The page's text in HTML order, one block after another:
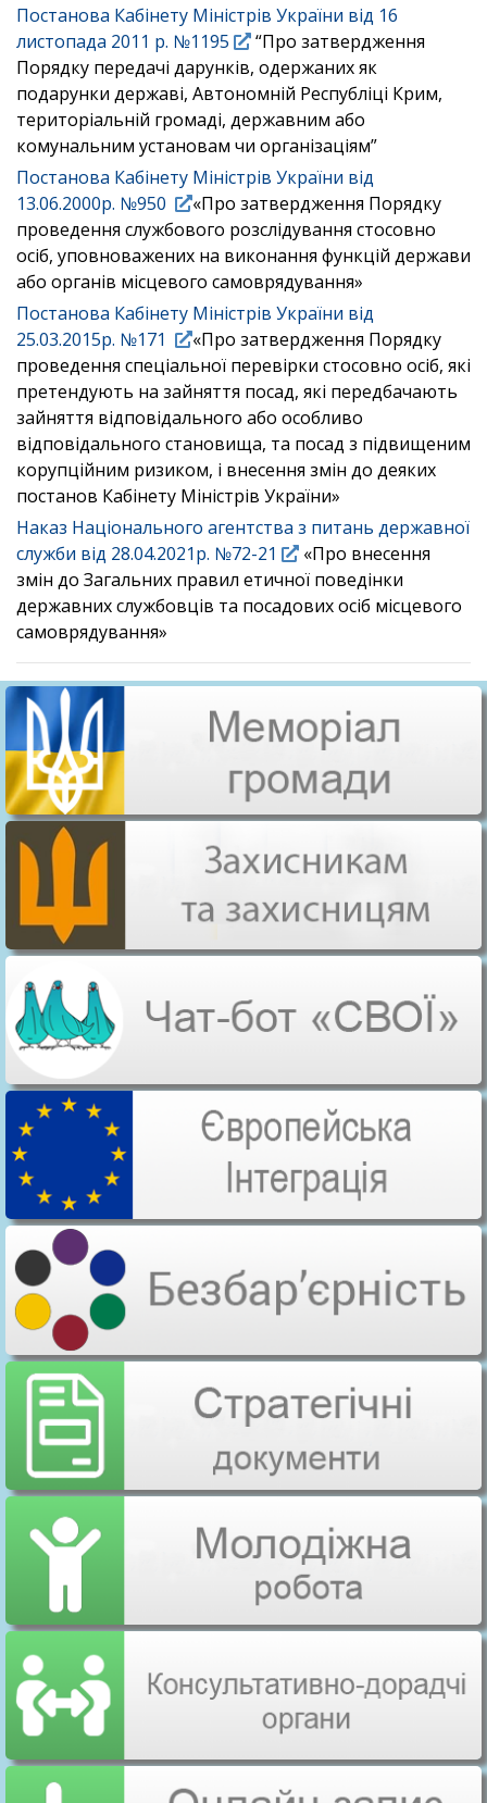
Постанова Кабінету Міністрів України від 16
листопада 2011 р. №1195
“Про затвердження
Порядку передачі дарунків, одержаних як
подарунки державі, Автономній Республіці Крим,
територіальній громаді, державним або
комунальним установам чи організаціям”
Постанова Кабінету Міністрів України від
13.06.2000р. №950
«Про затвердження Порядку
проведення службового розслідування стосовно
осіб, уповноважених на виконання функцій держави
або органів місцевого самоврядування»
Постанова Кабінету Міністрів України від
25.03.2015р. №171
«Про затвердження Порядку
проведення спеціальної перевірки стосовно осіб, які
претендують на зайняття посад, які передбачають
зайняття відповідального або особливо
відповідального становища, та посад з підвищеним
корупційним ризиком, і внесення змін до деяких
постанов Кабінету Міністрів України»
Наказ Національного агентства з питань державної
служби від 28.04.2021р. №72-21
«Про внесення
змін до Загальних правил етичної поведінки
державних службовців та посадових осіб місцевого
самоврядування»